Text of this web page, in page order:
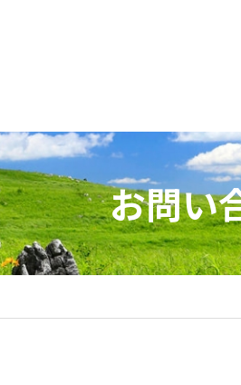
お問い